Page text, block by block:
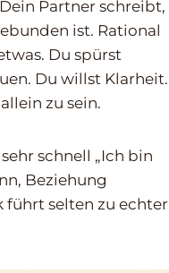
Partner schreibt,
ist. Rational
Du spürst
Du willst Klarheit.
zu sein.
schnell „Ich bin
Beziehung
führt selten zu echter